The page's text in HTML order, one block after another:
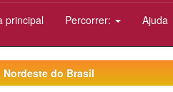
principal Percorrer: Ajuda
Nordeste do Brasil